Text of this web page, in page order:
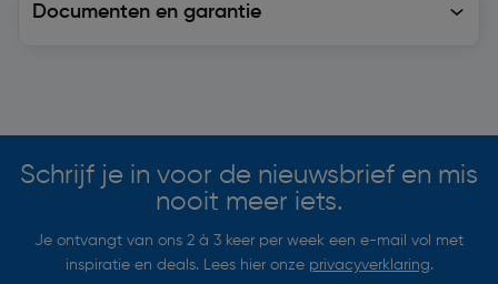
Documenten en garantie
Schrijf je in voor de nieuwsbrief en mis
nooit meer iets.
Je ontvangt van ons 2 à 3 keer per week een e-mail vol met
inspiratie en deals. Lees hier onze privacyverklaring.